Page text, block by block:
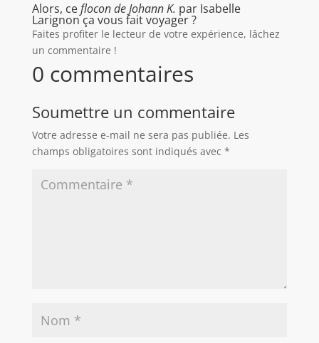
Alors, ceflocon de Johann K. par Isabelle
Larignon ça vous fait voyager ?
Faites profiter le lecteur de votre expérience, lâchez
un commentaire !
0 commentaires
Soumettre un commentaire
Votre adresse e-mail ne sera pas publiée. Les
champs obligatoires sont indiqués avec *